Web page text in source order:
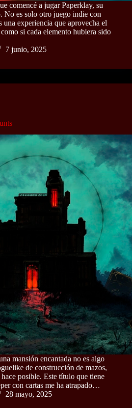
comencé a jugar Paperklay, su
No es solo otro juego indie con
una experiencia que aprovecha el
si cada elemento hubiera sido
7 junio, 2025
mansión encantada no es algo
de construcción de mazos,
posible. Este título que tiene
con cartas me ha atrapado…
28 mayo, 2025